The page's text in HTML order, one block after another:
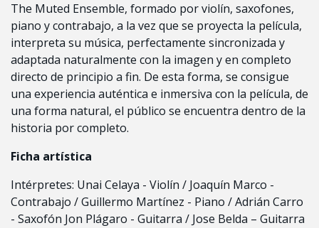
The Muted Ensemble, formado por violín, saxofones,
piano y contrabajo, a la vez que se proyecta la película,
interpreta su música, perfectamente sincronizada y
adaptada naturalmente con la imagen y en completo
directo de principio a fin. De esta forma, se consigue
una experiencia auténtica e inmersiva con la película, de
una forma natural, el público se encuentra dentro de la
historia por completo.
Ficha artística
Intérpretes: Unai Celaya - Violín / Joaquín Marco -
Contrabajo / Guillermo Martínez - Piano / Adrián Carro
- Saxofón Jon Plágaro - Guitarra / Jose Belda – Guitarra